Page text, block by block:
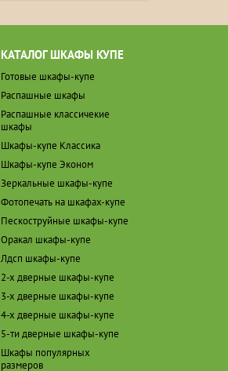
КАТАЛОГ ШКАФЫ КУПЕ
Готовые шкафы-купе
Распашные шкафы
Распашные классичекие
шкафы
Шкафы-купе Классика
Шкафы-купе Эконом
Зеркальные шкафы-купе
Фотопечать на шкафах-купе
Пескоструйные шкафы-купе
Оракал шкафы-купе
Лдсп шкафы-купе
2-х дверные шкафы-купе
3-х дверные шкафы-купе
4-х дверные шкафы-купе
5-ти дверные шкафы-купе
Шкафы популярных
размеров